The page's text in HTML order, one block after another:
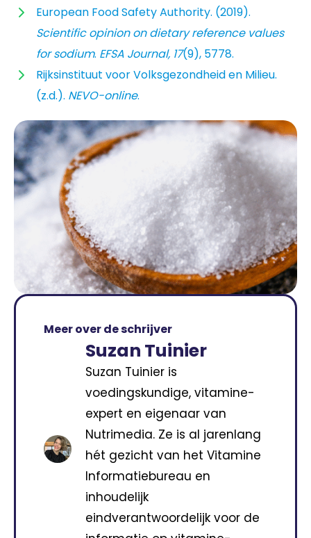
European Food Safety Authority. (2019).
Scientific opinion on dietary reference values
for sodium. EFSA Journal, 17(9), 5778.
Rijksinstituut voor Volksgezondheid en Milieu.
(z.d.). NEVO-online.
Meer over de schrijver
Suzan Tuinier
Suzan Tuinier is
voedingskundige, vitamine-
expert en eigenaar van
Nutrimedia. Ze is al jarenlang
hét gezicht van het Vitamine
Informatiebureau en
inhoudelijk
eindverantwoordelijk voor de